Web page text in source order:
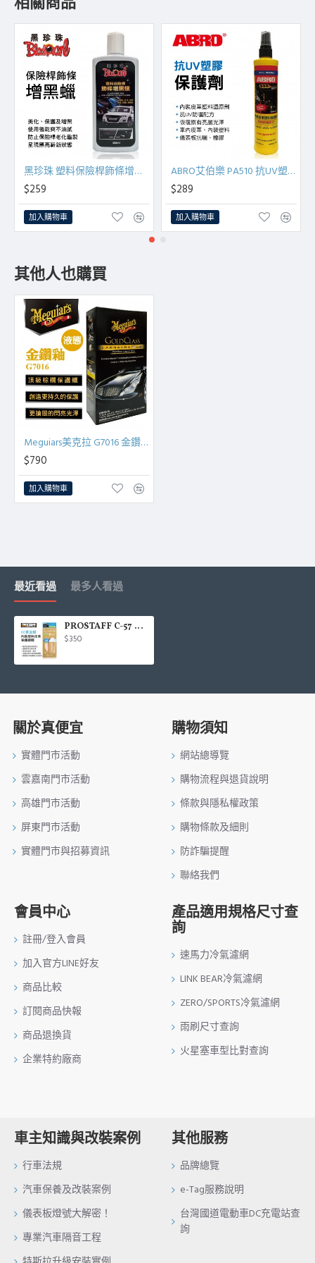
黑珍珠 塑料保險桿飾條增黑蠟350ml
$259
加入購物車
ABRO艾伯樂 PA510 抗UV塑膠保護劑296ml
$289
加入購物車
其他人也購買
Meguiars美克拉 G7016 金鑽釉PLUS(液態)473ml
$790
加入購物車
最近看過 最多人看過
PROSTAFF C-57 CC黃金級 內裝塑料皮革保護鍍膜200ml
$350
關於真便宜
實體門市活動
雲嘉南門市活動
高雄門市活動
屏東門市活動
實體門市與招募資訊
購物須知
網站總導覽
購物流程與退貨說明
條款與隱私權政策
購物條款及細則
防詐騙提醒
聯絡我們
會員中心
註冊/登入會員
加入官方LINE好友
商品比較
訂閱商品快報
商品退換貨
企業特約廠商
產品適用規格尺寸查
詢
速馬力冷氣濾網
LINK BEAR冷氣濾網
ZERO/SPORTS冷氣濾網
雨刷尺寸查詢
火星塞車型比對查詢
車主知識與改裝案例
行車法規
汽車保養及改裝案例
儀表板燈號大解密！
專業汽車隔音工程
其他服務
品牌總覽
e-Tag服務說明
台灣國道電動車DC充電站查
詢